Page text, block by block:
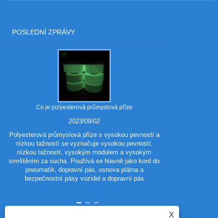
POSLEDNÍ ZPRÁVY
Co je polyesterová průmyslová příze
2023/09/02
Polyesterová průmyslová příze s vysokou pevností a
nízkou tažností se vyznačuje vysokou pevností,
nízkou tažností, vysokým modulem a vysokým
smrštěním za sucha. Používá se hlavně jako kord do
pneumatik, dopravní pás, osnova plátna a
bezpečnostní pásy vozidel a dopravní pás
X